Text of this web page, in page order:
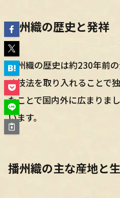
播州織の歴史と発祥
播州織の歴史は約230年前
め技法を取り入れることで
たことで国内外に広まりま
います。
播州織の主な産地と